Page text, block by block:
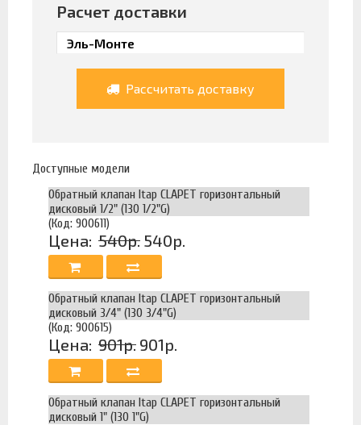
Расчет доставки
Рассчитать доставку
Доступные модели
Обратный клапан Itap CLAPET горизонтальный
дисковый 1/2" (130 1/2"G)
(Код: 900611)
Цена: 540р. 540р.
Обратный клапан Itap CLAPET горизонтальный
дисковый 3/4" (130 3/4"G)
(Код: 900615)
Цена: 901р. 901р.
Обратный клапан Itap CLAPET горизонтальный
дисковый 1" (130 1"G)